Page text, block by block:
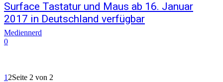
Surface Tastatur und Maus ab 16. Januar
2017 in Deutschland verfügbar
Mediennerd
0
1 2Seite 2 von 2